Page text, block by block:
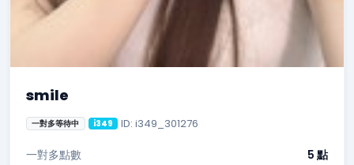
smile
一對多等待中 i349 ID: i349_301276
一對多點數
5 點